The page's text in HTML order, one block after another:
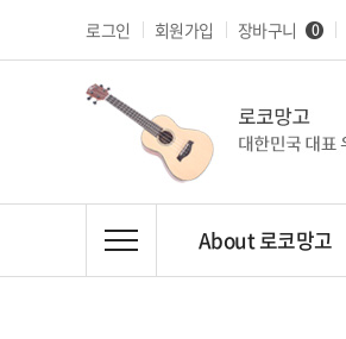
로그인 회원가입 장바구니 0
About 로코망고